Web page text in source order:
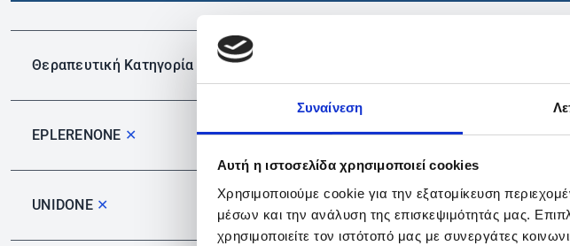
Συναίνεση
Αυτή η ιστοσελίδα χρησιμοποιεί cookies
Χρησιμοποιούμε cookie για την εξατομίκευση
μέσων και την ανάλυση της επισκεψιμότητάς μας.
χρησιμοποιείτε τον ιστότοπό μας με συνεργάτες
Θεραπευτική Κατηγορία
EPLERENONE ✕
UNIDONE ✕
Δεν βρέθηκαν